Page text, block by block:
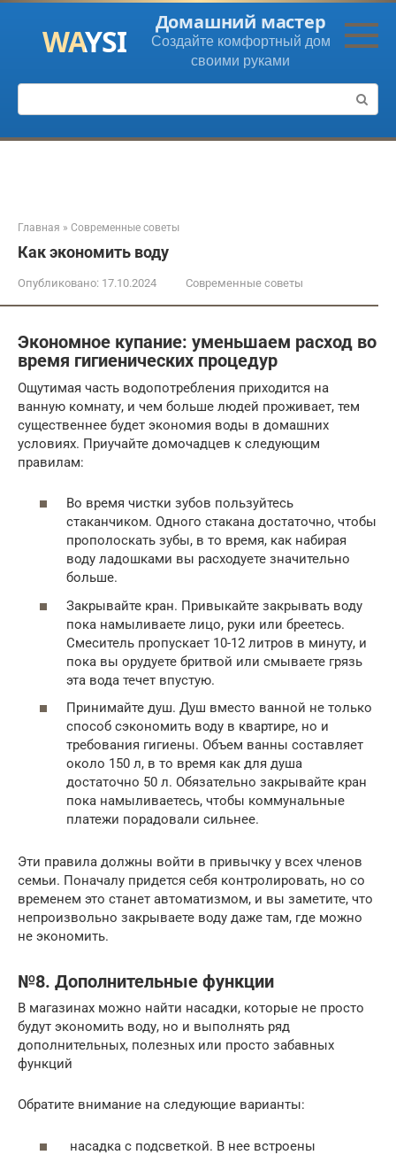
Перейти
контенту
Домашний мастер
Создайте комфортный дом
своими руками
Поиск:
Главная » Современные советы
Как экономить воду
Опубликовано: 17.10.2024 Современные советы
Экономное купание: уменьшаем расход во
время гигиенических процедур
Ощутимая часть водопотребления приходится на
ванную комнату, и чем больше людей проживает, тем
существеннее будет экономия воды в домашних
условиях. Приучайте домочадцев к следующим
правилам:
Во время чистки зубов пользуйтесь
стаканчиком. Одного стакана достаточно, чтобы
прополоскать зубы, в то время, как набирая
воду ладошками вы расходуете значительно
больше.
Закрывайте кран. Привыкайте закрывать воду
пока намыливаете лицо, руки или бреетесь.
Смеситель пропускает 10-12 литров в минуту, и
пока вы орудуете бритвой или смываете грязь
эта вода течет впустую.
Принимайте душ. Душ вместо ванной не только
способ сэкономить воду в квартире, но и
требования гигиены. Объем ванны составляет
около 150 л, в то время как для душа
достаточно 50 л. Обязательно закрывайте кран
пока намыливаетесь, чтобы коммунальные
платежи порадовали сильнее.
Эти правила должны войти в привычку у всех членов
семьи. Поначалу придется себя контролировать, но со
временем это станет автоматизмом, и вы заметите, что
непроизвольно закрываете воду даже там, где можно
не экономить.
№8. Дополнительные функции
В магазинах можно найти насадки, которые не просто
будут экономить воду, но и выполнять ряд
дополнительных, полезных или просто забавных
функций
Обратите внимание на следующие варианты:
насадка с подсветкой. В нее встроены